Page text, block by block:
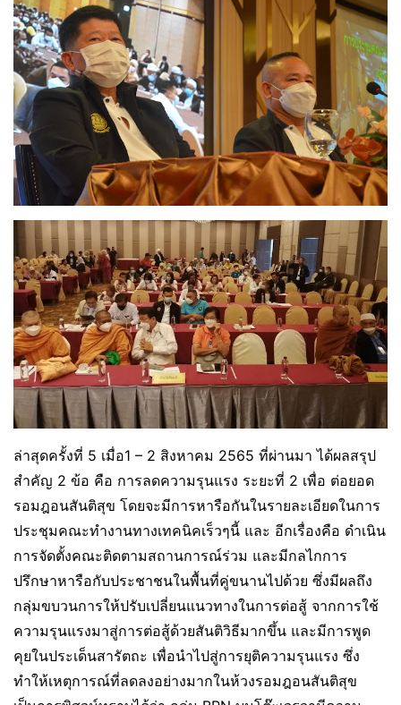
ล่าสุดครั้งที่ 5 เมื่อ1 – 2 สิงหาคม 2565 ที่ผ่านมา ได้ผลสรุป
สำคัญ 2 ข้อ คือ การลดความรุนแรง ระยะที่ 2 เพื่อ ต่อยอด
รอมฎอนสันติสุข โดยจะมีการหารือกันในรายละเอียดในการ
ประชุมคณะทำงานทางเทคนิคเร็วๆนี้ และ อีกเรื่องคือ ดำเนิน
การจัดตั้งคณะติดตามสถานการณ์ร่วม และมีกลไกการ
ปรึกษาหารือกับประชาชนในพื้นที่คู่ขนานไปด้วย ซึ่งมีผลถึง
กลุ่มขบวนการให้ปรับเปลี่ยนแนวทางในการต่อสู้ จากการใช้
ความรุนแรงมาสู่การต่อสู้ด้วยสันติวิธีมากขึ้น และมีการพูด
คุยในประเด็นสารัตถะ เพื่อนำไปสู่การยุติความรุนแรง ซึ่ง
ทำให้เหตุการณ์ที่ลดลงอย่างมากในห้วงรอมฎอนสันติสุข